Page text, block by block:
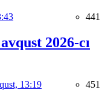
441
2026-cı
13:19 451